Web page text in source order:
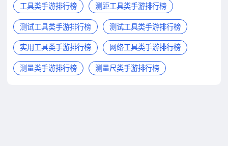
工具类手游排行榜 测距工具类手游排行榜
测试工具类手游排行榜 测试工具类手游排行榜
实用工具类手游排行榜 网络工具类手游排行榜
测量类手游排行榜 测量尺类手游排行榜